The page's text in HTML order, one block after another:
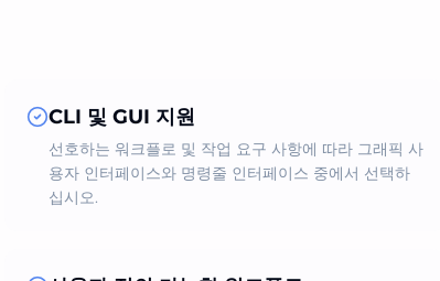
CLI 및 GUI 지원
선호하는 워크플로 및 작업 요구 사항에 따라 그래픽 사
용자 인터페이스와 명령줄 인터페이스 중에서 선택하
십시오.